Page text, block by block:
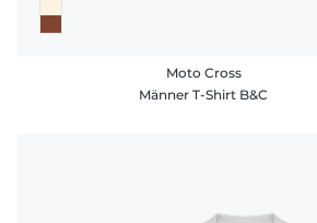
Moto Cross
Männer T-Shirt B&C